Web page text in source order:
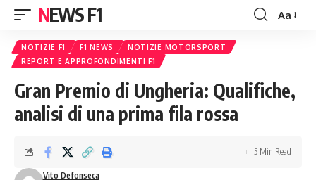
NEWS F1
Font
Aa
NOTIZIE F1 F1 NEWS
NOTIZIE MOTORSPORT
REPORT E APPROFONDIMENTI F1
Gran Premio di Ungheria: Qualifiche,
analisi di una prima fila rossa
Vito Defonseca
5 Min Read